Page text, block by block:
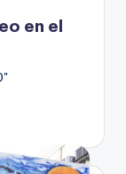
en el